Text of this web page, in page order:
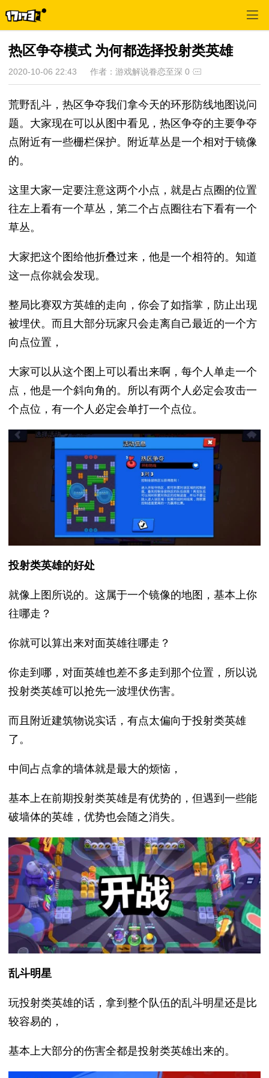
热区争夺模式 为何都选择投射类英雄
2020-10-06 22:43 作者：游戏解说眷恋至深 0
荒野乱斗，热区争夺我们拿今天的环形防线地图说问
题。大家现在可以从图中看见，热区争夺的主要争夺
点附近有一些栅栏保护。附近草丛是一个相对于镜像
的。
这里大家一定要注意这两个小点，就是占点圈的位置
往左上看有一个草丛，第二个占点圈往右下看有一个
草丛。
大家把这个图给他折叠过来，他是一个相符的。知道
这一点你就会发现。
整局比赛双方英雄的走向，你会了如指掌，防止出现
被埋伏。而且大部分玩家只会走离自己最近的一个方
向点位置，
大家可以从这个图上可以看出来啊，每个人单走一个
点，他是一个斜向角的。所以有两个人必定会攻击一
个点位，有一个人必定会单打一个点位。
投射类英雄的好处
就像上图所说的。这属于一个镜像的地图，基本上你
往哪走？
你就可以算出来对面英雄往哪走？
你走到哪，对面英雄也差不多走到那个位置，所以说
投射类英雄可以抢先一波埋伏伤害。
而且附近建筑物说实话，有点太偏向于投射类英雄
了。
中间占点拿的墙体就是最大的烦恼，
基本上在前期投射类英雄是有优势的，但遇到一些能
破墙体的英雄，优势也会随之消失。
乱斗明星
玩投射类英雄的话，拿到整个队伍的乱斗明星还是比
较容易的，
基本上大部分的伤害全都是投射类英雄出来的。